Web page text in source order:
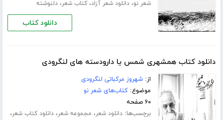
شعر نو،دانلود شعر آزاد،کتاب شعر،دلنوشته
دانلود کتاب
دانلود کتاب همشهری شمس یا دارودسته های لنگرودی
از:شهروز مرکباتی لنگرودی
موضوع:کتاب‌های شعر نو
۶۰ صفحه
برچسب‌ها:دانلود شعر، مجموعه شعر،دانلود کتاب شعر،